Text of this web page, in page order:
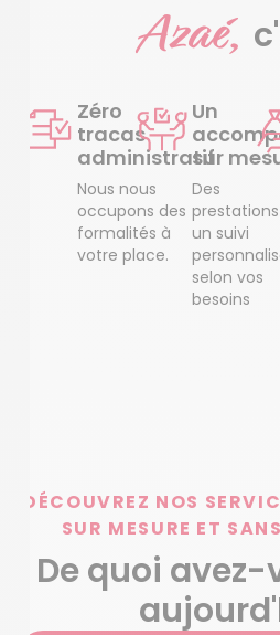
Azaé,
Zéro
tracas
administratif
Nous nous
occupons des
formalités à
votre place.
Un
sur
Des
un suivi
selon vos
besoins
DÉCOUVREZ NOS
SUR MESURE ET
De quoi avez-